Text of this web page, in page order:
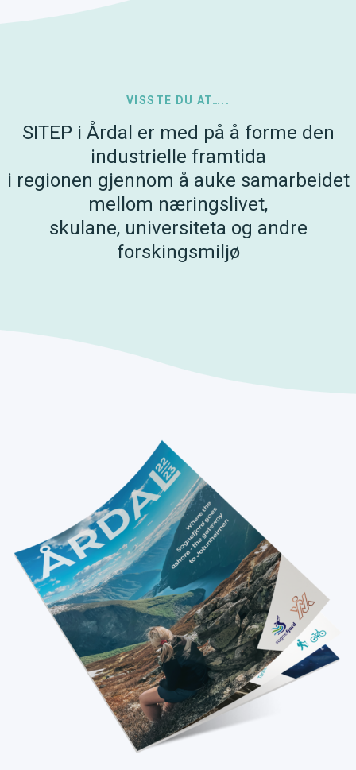
VISSTE DU AT…..
SITEP i Årdal er med på å forme den
industrielle framtida
i regionen gjennom å auke samarbeidet
mellom næringslivet,
skulane, universiteta og andre
forskingsmiljø